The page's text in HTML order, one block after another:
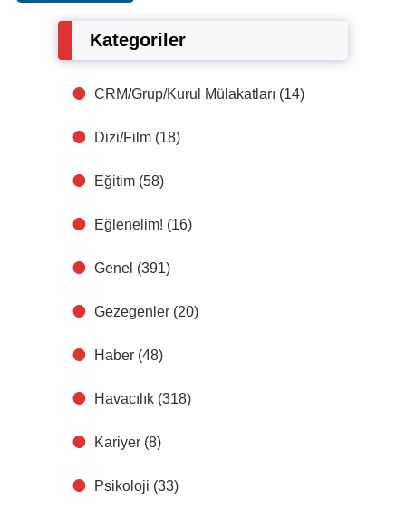
Kategoriler
CRM/Grup/Kurul Mülakatları (14)
Dizi/Film (18)
Eğitim (58)
Eğlenelim! (16)
Genel (391)
Gezegenler (20)
Haber (48)
Havacılık (318)
Kariyer (8)
Psikoloji (33)